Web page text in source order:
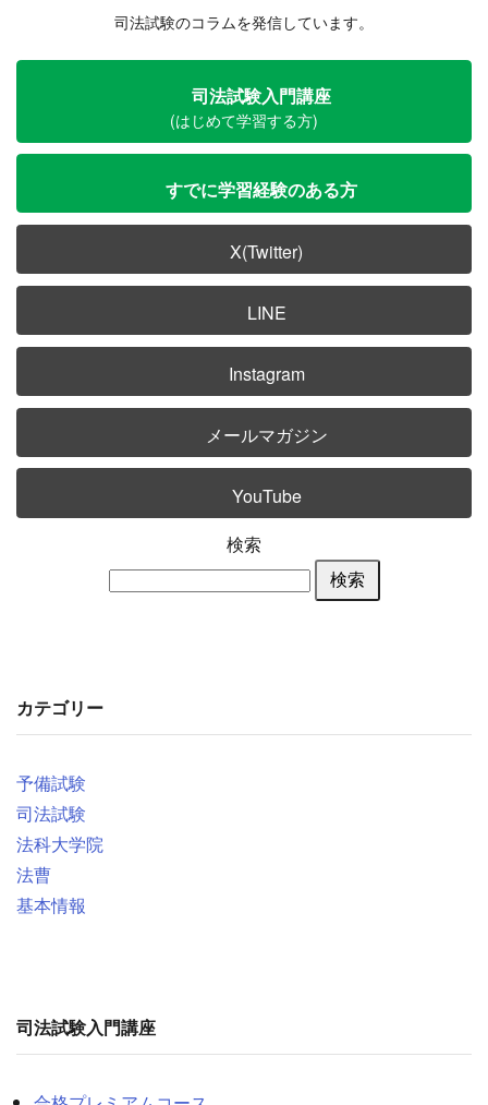
司法試験のコラムを発信しています。
司法試験入門講座
(はじめて学習する方)
すでに学習経験のある方
X(Twitter)
LINE
Instagram
メールマガジン
YouTube
検索
検索
カテゴリー
予備試験
司法試験
法科大学院
法曹
基本情報
司法試験入門講座